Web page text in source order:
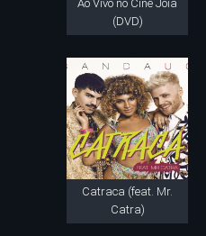
Ao Vivo no Cine Joia
(DVD)
Catraca (feat. Mr.
Catra)